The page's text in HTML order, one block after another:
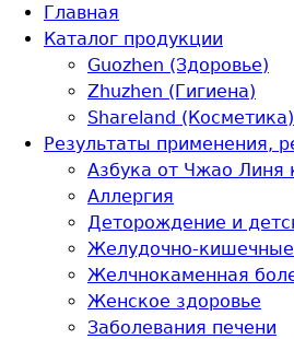
Перейти к основному
Главная
Каталог продукции
Guozhen (Здоровье)
Zhuzhen (Гигиена)
Shareland (Косметика)
Результаты применения,
Азбука от Чжао Линя
Аллергия
Деторождение и
Желудочно-кишечные
Желчнокаменная
Женское здоровье
Заболевания печени